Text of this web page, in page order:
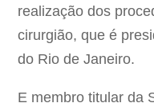
realização dos
cirurgião, que é
do Rio de Janeiro.
E membro titular da